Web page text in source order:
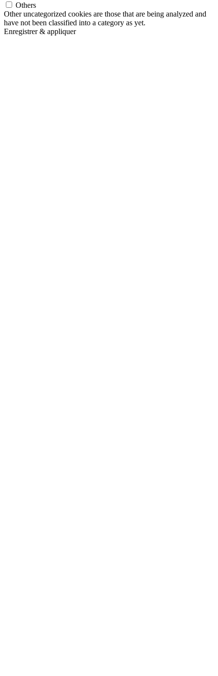
Others
Other uncategorized cookies are those that are being analyzed and
have not been classified into a category as yet.
Enregistrer & appliquer